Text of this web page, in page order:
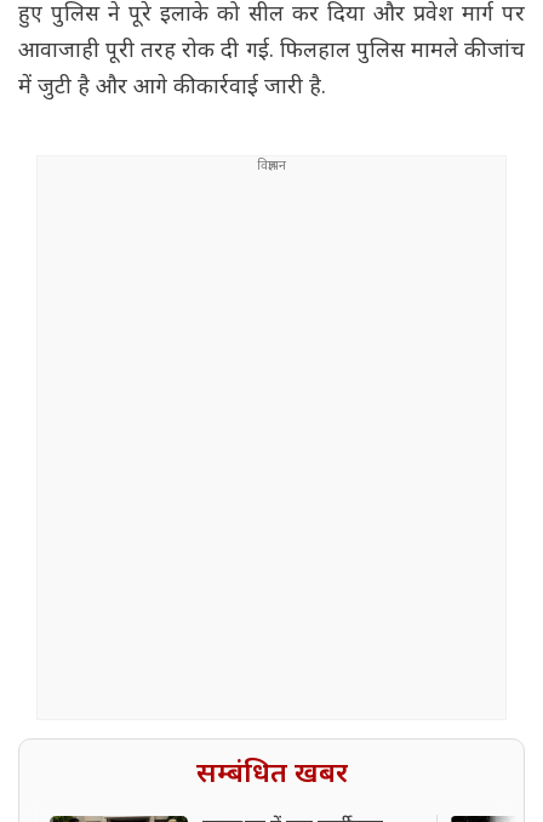
हुए पुलिस ने पूरे इलाके को सील कर दिया और प्रवेश मार्ग पर
आवाजाही पूरी तरह रोक दी गई. फिलहाल पुलिस मामले की जांच
में जुटी है और आगे की कार्रवाई जारी है.
सम्बंधित खबर